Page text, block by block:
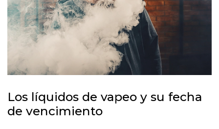
Los líquidos de vapeo y su fecha
de vencimiento